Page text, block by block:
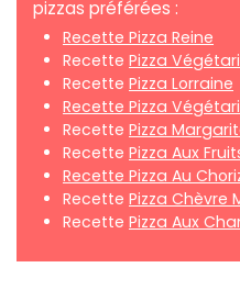
pizzas préférées :
Recette Pizza Reine
Recette Pizza
Recette Pizza Lorraine
Recette Pizza
Recette Pizza
Recette Pizza Aux
Recette Pizza Au
Recette Pizza Chèvre
Recette Pizza Aux